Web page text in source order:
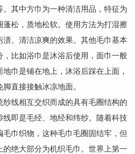
。其中方巾为一种清洁用品，特征为
松，质地松软。使用方法为打湿擦
、清洁凉爽的效果。其他毛巾基本
，比如浴巾是沐浴后使用，面巾一般
巾是铺在地上，沐浴后踩在上面，
直接接触冰凉地面。
线相互交织而成的具有毛圈结构的
即是毛经、地经和纬纱。随着科技
巾织物，这种毛巾毛圈固结牢，但
绝大部分为机织毛巾。世界上第一